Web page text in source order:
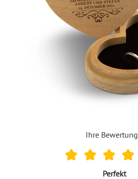
Ihre Bewertung
Perfekt